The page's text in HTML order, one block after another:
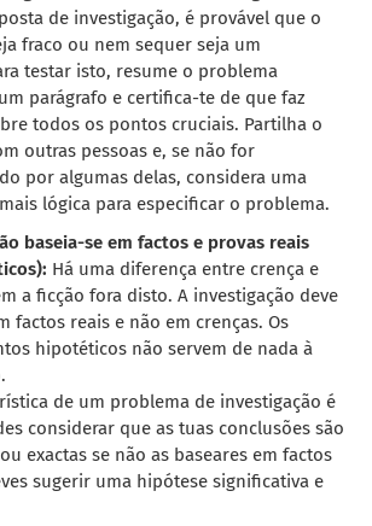
de investigação, é provável que o
fraco ou nem sequer seja um
testar isto, resume o problema
parágrafo e certifica-te de que faz
todos os pontos cruciais. Partilha o
outras pessoas e, se não for
por algumas delas, considera uma
lógica para especificar o problema.
baseia-se em factos e provas reais
Há uma diferença entre crença e
a ficção fora disto. A investigação deve
factos reais e não em crenças. Os
hipotéticos não servem de nada à
de um problema de investigação é
considerar que as tuas conclusões são
exactas se não as baseares em factos
sugerir uma hipótese significativa e